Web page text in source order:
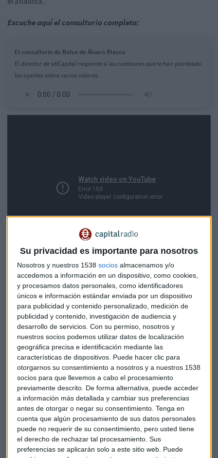
Su privacidad es importante para nosotros
Nosotros y nuestros 1538 socios almacenamos y/o
accedemos a información en un dispositivo, como cookies,
y procesamos datos personales, como identificadores
únicos e información estándar enviada por un dispositivo
para publicidad y contenido personalizado, medición de
publicidad y contenido, investigación de audiencia y
desarrollo de servicios. Con su permiso, nosotros y
nuestros socios podemos utilizar datos de localización
geográfica precisa e identificación mediante las
características de dispositivos. Puede hacer clic para
otorgarnos su consentimiento a nosotros y a nuestros 1538
socios para que llevemos a cabo el procesamiento
previamente descrito. De forma alternativa, puede acceder
a información más detallada y cambiar sus preferencias
antes de otorgar o negar su consentimiento. Tenga en
cuenta que algún procesamiento de sus datos personales
puede no requerir de su consentimiento, pero usted tiene
el derecho de rechazar tal procesamiento. Sus
preferencias se aplicarán solo a este sitio web. Puede
Escuche aquí el consultorio completo:
El consultorio de Bolsa de Álvaro Blasco
El director de atlCapital responde a las cuestiones que le han planteado
los oyentes sobre varios valores.
Empresas españolas a tener en cuenta
Según el director de ATL Capital, hay empresas del mercado
español en las que se puede invertir y que tienen un buen
margen de crecimiento. Considera queIberdrola, empresa
que está rozando máximos históricos, es “una gran opción
de inversión”. Añade que además cree que su estrategia de
crecimiento es “extremamente positiva”.
En esta tendencia positiva, remarca empresas como
Repsol,Santandero Bankinterque deberían subir y que
“dan una buena rentabilidad al accionista”.
Además, señala queTelefónica“siempre es buena opción
para tenerla en la cartera”. Aunque también ha destacado el
gran potencial de empresas comoLogistayFluidra
como mejor opción de ambas a la primera por su gran